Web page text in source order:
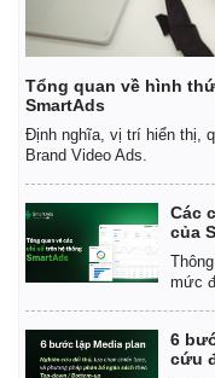
Tổng quan về hình
SmartAds
Định nghĩa, vị trí hiển thị,
Brand Video Ads.
Các
của
mức
6
cứu